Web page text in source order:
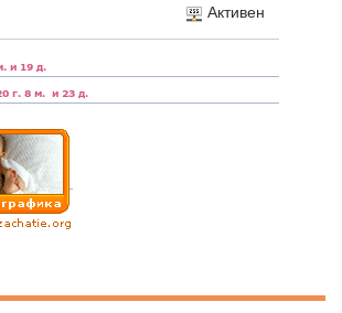
Активен